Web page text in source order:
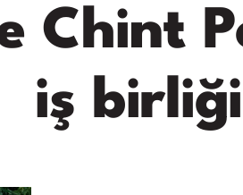
Chint
iş birliği